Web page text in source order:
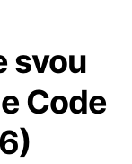
svou
Code